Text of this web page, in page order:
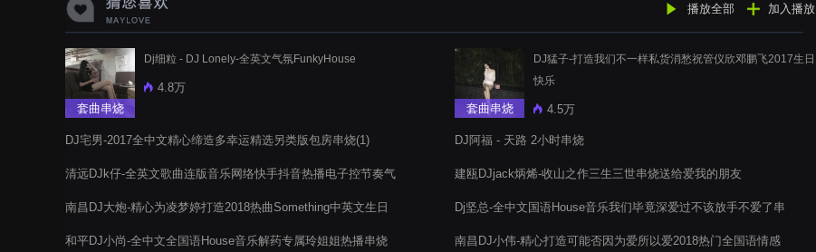
播放全部 加入播放
套曲串烧
Dj细粒 - DJ Lonely-全英文气氛FunkyHouse
4.8万
DJ宅男-2017全中文精心缔造多幸运精选另类版包房串烧(1)
清远DJk仔-全英文歌曲连版音乐网络快手抖音热播电子控节奏气
南昌DJ大炮-精心为凌梦婷打造2018热曲Something中英文生日
和平DJ小尚-全中文全国语House音乐解药专属玲姐姐热播串烧
套曲串烧
DJ猛子-打造我们不一样私货消愁祝管仪欣邓鹏飞2017生日
快乐
4.5万
DJ阿福 - 天路 2小时串烧
建瓯DJjack炳烯-收山之作三生三世串烧送给爱我的朋友
Dj坚总-全中文国语House音乐我们毕竟深爱过不该放手不爱了串
南昌DJ小伟-精心打造可能否因为爱所以爱2018热门全国语情感